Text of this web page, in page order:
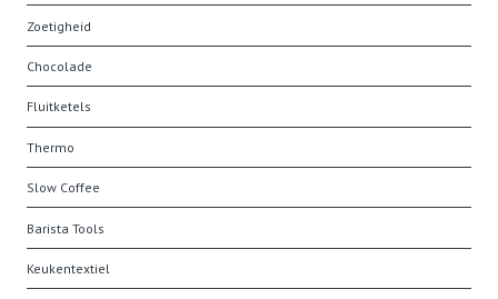
Zoetigheid
Chocolade
Fluitketels
Thermo
Slow Coffee
Barista Tools
Keukentextiel